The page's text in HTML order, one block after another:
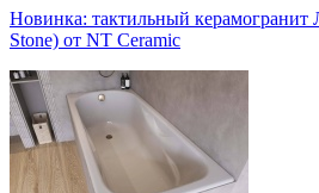
Новинка: тактильный
Stone) от NT Ceramic